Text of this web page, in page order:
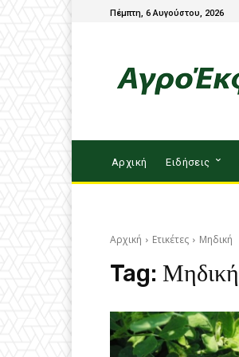
Πέμπτη, 6 Αυγούστου, 2026
Αρχική Ειδήσεις
Αρχική Ετικέτες Μηδική
Tag: Μηδική